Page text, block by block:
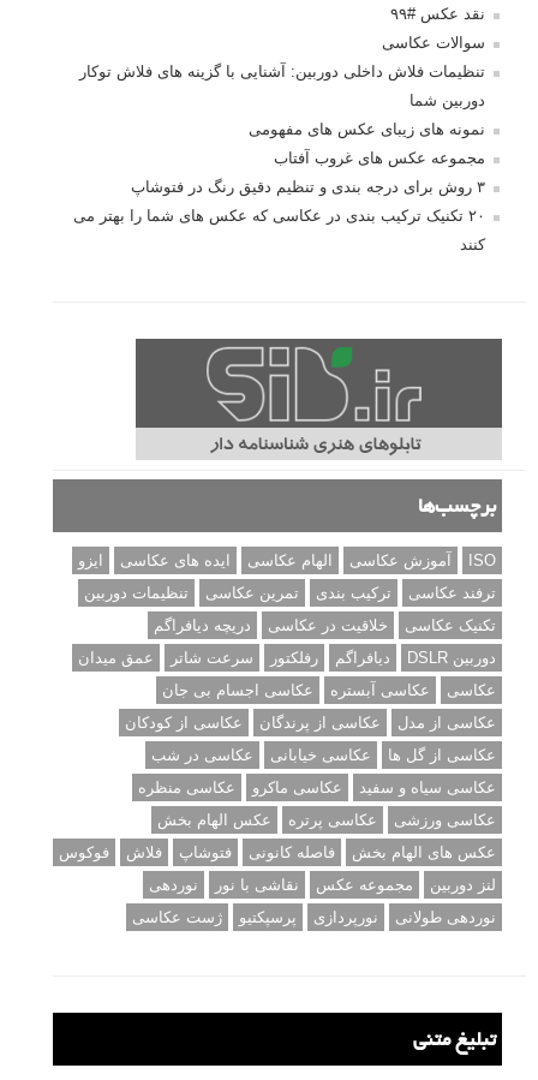
نقد عکس #۹۹
سوالات عکاسی
تنظیمات فلاش داخلی دوربین: آشنایی با گزینه های فلاش توکار
دوربین شما
نمونه های زیبای عکس های مفهومی
مجموعه عکس های غروب آفتاب
۳ روش برای درجه بندی و تنظیم دقیق رنگ در فتوشاپ
۲۰ تکنیک ترکیب بندی در عکاسی که عکس های شما را بهتر می
کنند
برچسب‌ها
ISO آموزش عکاسی الهام عکاسی ایده های عکاسی
ایزو
ترفند عکاسی
ترکیب بندی تمرین عکاسی
تنظیمات دوربین
تکنیک عکاسی
خلاقیت در عکاسی
دریچه دیافراگم
دوربین DSLR
دیافراگم رفلکتور سرعت شاتر
عمق میدان
عکاسی
عکاسی آبستره
عکاسی اجسام بی جان
عکاسی از مدل
عکاسی از پرندگان
عکاسی از کودکان
عکاسی از گل ها
عکاسی خیابانی
عکاسی در شب
عکاسی سیاه و سفید
عکاسی ماکرو
عکاسی منظره
عکاسی ورزشی
عکاسی پرتره
عکس الهام بخش
عکس های الهام بخش
فاصله کانونی فتوشاپ فلاش
فوکوس
لنز دوربین
مجموعه عکس نقاشی با نور
نوردهی
نوردهی طولانی
نورپردازی پرسپکتیو ژست عکاسی
تبلیغ متنی